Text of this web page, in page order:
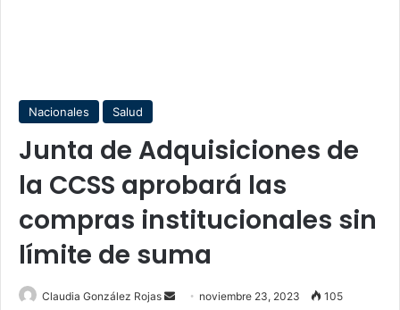
Nacionales Salud
Junta de Adquisiciones de
la CCSS aprobará las
compras institucionales sin
límite de suma
Claudia González Rojas
Send noviembre 23, 2023 105